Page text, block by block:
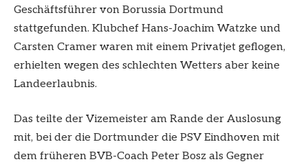
Geschäftsführer von Borussia Dortmund
stattgefunden. Klubchef Hans-Joachim Watzke und
Carsten Cramer waren mit einem Privatjet geflogen,
erhielten wegen des schlechten Wetters aber keine
Landeerlaubnis.
Das teilte der Vizemeister am Rande der Auslosung
mit, bei der die Dortmunder die PSV Eindhoven mit
dem früheren BVB-Coach Peter Bosz als Gegner